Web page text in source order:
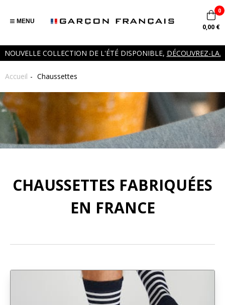
NOUVELLE COLLECTION DE L'ÉTÉ DISPONIBLE, DÉCOUVREZ-LA.
MENU
0
0,00 €
Accueil Chaussettes
CHAUSSETTES FABRIQUÉES
EN FRANCE